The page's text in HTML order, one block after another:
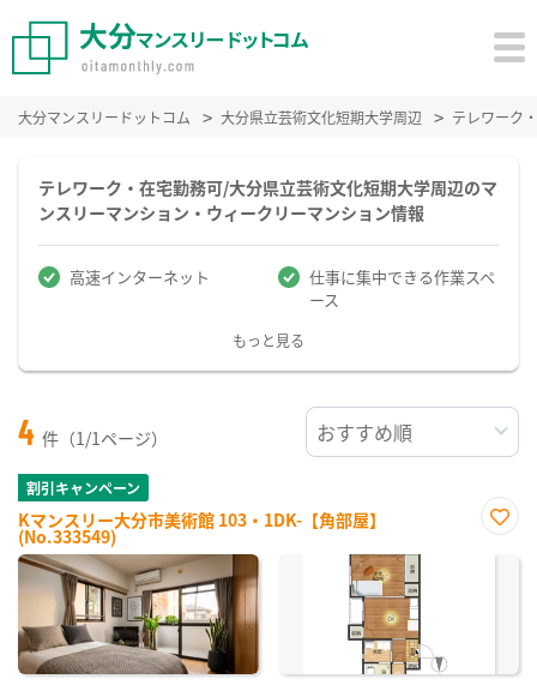
大分マンスリードットコム 大分県立芸術文化短期大学周辺 テレワーク
テレワーク・在宅勤務可/大分県立芸術文化短期大学周辺のマ
ンスリーマンション・ウィークリーマンション情報
高速インターネット
仕事に集中できる作業スペ
ース
もっと見る
4 件（1/1ページ）
割引キャンペーン
Kマンスリー大分市美術館 103・1DK-【角部屋】
(No.333549)
に入